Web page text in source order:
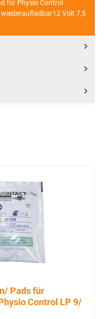
für Physio Control
Volt 7,5
Pads für
Control LP 9/